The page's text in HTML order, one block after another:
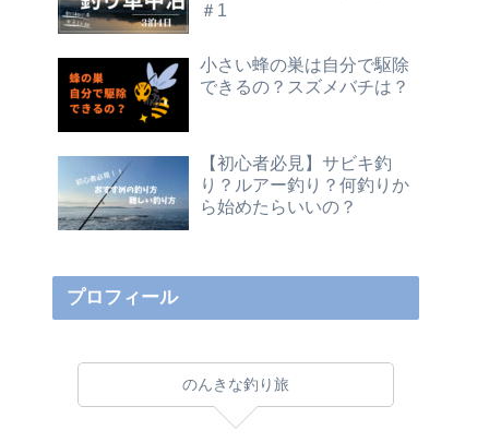
＃1
小さい蜂の巣は自分で駆除
できるの？スズメバチは？
【初心者必見】サビキ釣
り？ルアー釣り？何釣りか
ら始めたらいいの？
プロフィール
のんきな釣り旅